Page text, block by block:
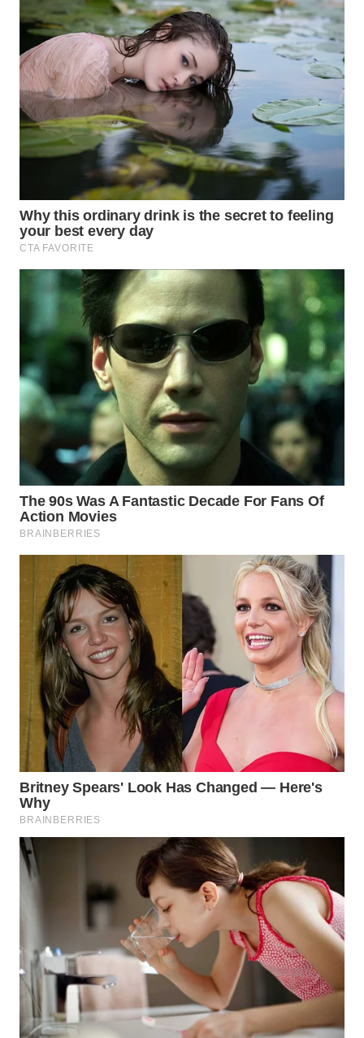
WN DELI
SERDANG
WN
TEBING
TINGGI
WN
WN
KARAWANG
BEKASI
WN
WN
DEPOK
WN
TAPANULI
UTARA
WN
SAMOSIR
WN
PADANG
LAWAS
WN
SUMEDANG
WN
CIANJUR
WN
KEPULAUAN
SERIBU
TANGERANG
BINJAI
WN
CIREBON